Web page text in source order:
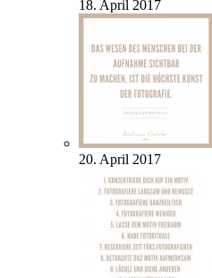
18. April 2017
20. April 2017